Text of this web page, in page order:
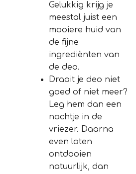
Gelukkig krijg je
meestal juist een
mooiere huid van
de fijne
ingrediënten van
de deo.
Draait je deo niet
goed of niet meer?
Leg hem dan een
nachtje in de
vriezer. Daarna
even laten
ontdooien
natuurlijk, dan